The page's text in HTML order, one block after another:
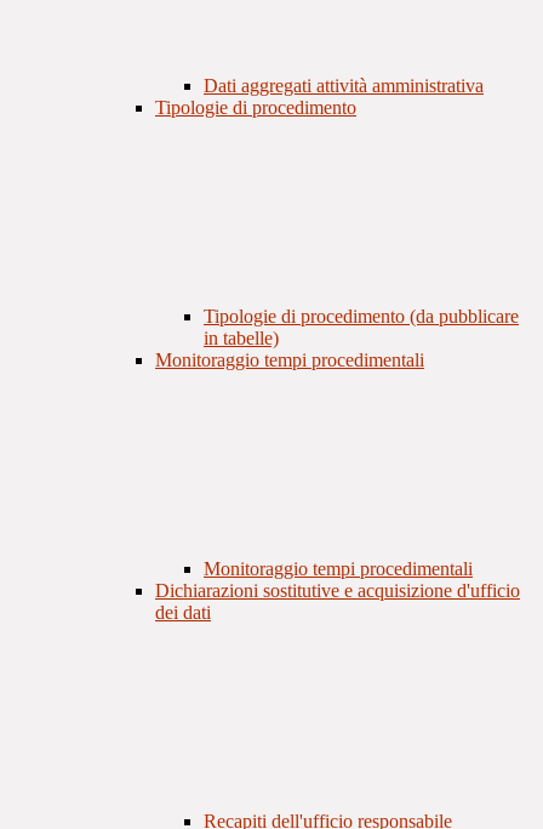
Dati aggregati attività amministrativa
Tipologie di procedimento
Tipologie di procedimento (da pubblicare
in tabelle)
Monitoraggio tempi procedimentali
Monitoraggio tempi procedimentali
Dichiarazioni sostitutive e acquisizione d'ufficio
dei dati
Recapiti dell'ufficio responsabile